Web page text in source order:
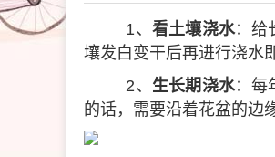
1、 看土壤浇水：给
壤发白变干后再进行浇水
2、 生长期浇水：每
的话，需要沿着花盆的边